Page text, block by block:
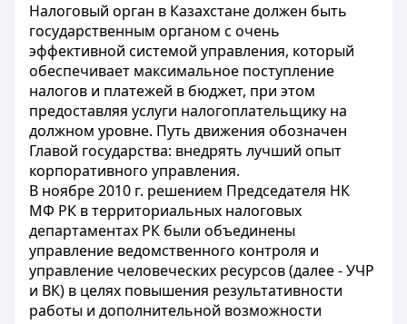
Налоговый орган в Казахстане должен быть
государственным органом с очень
эффективной системой управления, который
обеспечивает максимальное поступление
налогов и платежей в бюджет, при этом
предоставляя услуги налогоплательщику на
должном уровне. Путь движения обозначен
Главой государства: внедрять лучший опыт
корпоративного управления.
В ноябре 2010 г. решением Председателя НК
МФ РК в территориальных налоговых
департаментах РК были объединены
управление ведомственного контроля и
управление человеческих ресурсов (далее - УЧР
и ВК) в целях повышения результативности
работы и дополнительной возможности